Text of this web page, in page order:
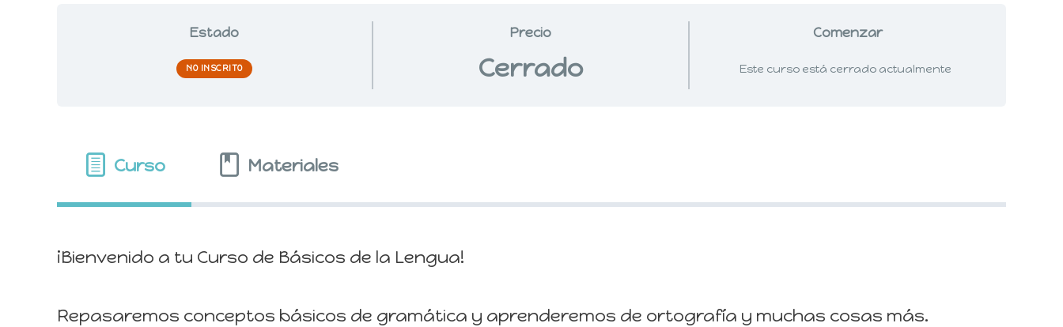
Estado
NO INSCRITO
Precio
Cerrado
Comenzar
Este curso está cerrado actualmente
Curso Materiales
¡Bienvenido a tu Curso de Básicos de la Lengua!
Repasaremos conceptos básicos de gramática y aprenderemos de ortografía y muchas cosas más.